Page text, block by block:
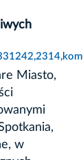
Miasto,
w